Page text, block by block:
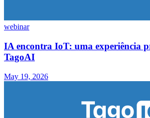
webinar
IA encontra IoT: uma experiência
TagoAI
May 19, 2026